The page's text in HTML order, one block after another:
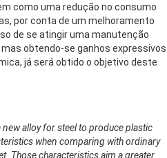
como uma redução no consumo
por conta de um melhoramento
de se atingir uma manutenção
obtendo-se ganhos expressivos
já será obtido o objetivo deste
alloy for steel to produce plastic
when comparing with ordinary
Those characteristics aim a greater